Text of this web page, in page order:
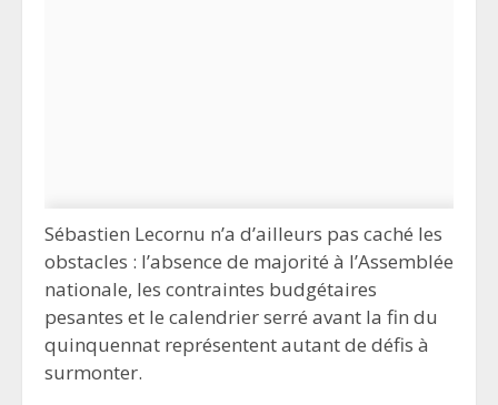
Sébastien Lecornu n’a d’ailleurs pas caché les
obstacles : l’absence de majorité à l’Assemblée
nationale, les contraintes budgétaires
pesantes et le calendrier serré avant la fin du
quinquennat représentent autant de défis à
surmonter.